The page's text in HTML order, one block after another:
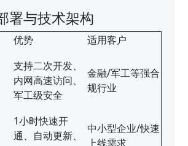
署与技术架构
优势 适用客户
支持二次开发、
内网高速访问、
军工级安全
金融/军工等强合
规行业
1小时快速开
通、自动更新、
中小型企业/快速
上线需求